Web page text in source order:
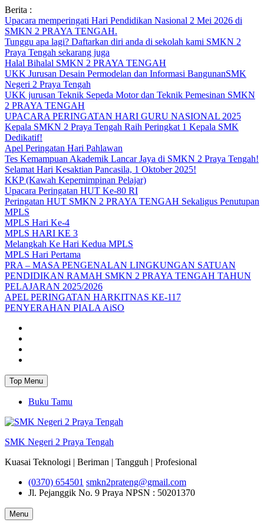
Skip
to
content
Berita :
Upacara memperingati Hari Pendidikan Nasional 2 Mei 2026 di
SMKN 2 PRAYA TENGAH.
Tunggu apa lagi? Daftarkan diri anda di sekolah kami SMKN 2
Praya Tengah sekarang juga
Halal Bihalal SMKN 2 PRAYA TENGAH
UKK Jurusan Desain Permodelan dan Informasi BangunanSMK
Negeri 2 Praya Tengah
UKK jurusan Teknik Sepeda Motor dan Teknik Pemesinan SMKN
2 PRAYA TENGAH
UPACARA PERINGATAN HARI GURU NASIONAL 2025
Kepala SMKN 2 Praya Tengah Raih Peringkat 1 Kepala SMK
Dedikatif!
Apel Peringatan Hari Pahlawan
Tes Kemampuan Akademik Lancar Jaya di SMKN 2 Praya Tengah!
Selamat Hari Kesaktian Pancasila, 1 Oktober 2025!
KKP (Kawah Kepemimpinan Pelajar)
Upacara Peringatan HUT Ke-80 RI
Peringatan HUT SMKN 2 PRAYA TENGAH Sekaligus Penutupan
MPLS
MPLS Hari Ke-4
MPLS HARI KE 3
Melangkah Ke Hari Kedua MPLS
MPLS Hari Pertama
PRA – MASA PENGENALAN LINGKUNGAN SATUAN
PENDIDIKAN RAMAH SMKN 2 PRAYA TENGAH TAHUN
PELAJARAN 2025/2026
APEL PERINGATAN HARKITNAS KE-117
PENYERAHAN PIALA AiSO
Top Menu
Buku Tamu
SMK Negeri 2 Praya Tengah
Kuasai Teknologi | Beriman | Tangguh | Profesional
(0370) 654501 smkn2prateng@gmail.com
Jl. Pejanggik No. 9 Praya NPSN : 50201370
Menu